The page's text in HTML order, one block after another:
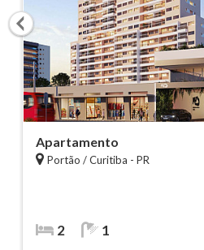
Apartamento
Portão / Curitiba - PR
2 1